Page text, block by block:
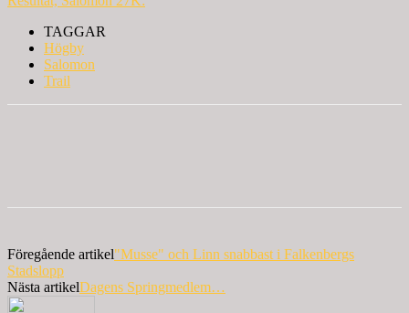
TAGGAR
Högby
Salomon
Trail
Föregående artikel"Musse" och Linn snabbast i Falkenbergs
Stadslopp
Nästa artikelDagens Springmedlem…